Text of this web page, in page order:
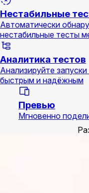
Нестабильные
Автоматически
нестабильные тесты
Аналитика тестов
Анализируйте
быстрым и надёжным
Превью
Мгновенно